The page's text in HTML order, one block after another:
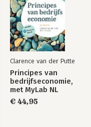
Clarence van der Putte
Principes van
bedrijfseconomie,
met MyLab NL
€ 44,95